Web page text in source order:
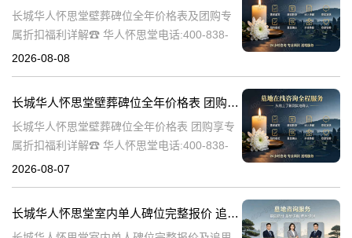
长城华人怀思堂壁葬碑位全年价格表及团购专
属折扣福利详解☎ 华人怀思堂电话:400-838-
5063随着社会的发展和人们观念的转变，越来
2026-08-08
长城华人怀思堂壁葬碑位全年价格表 团购享专属折扣福利详解
长城华人怀思堂壁葬碑位全年价格表 团购享专
属折扣福利详解☎ 华人怀思堂电话:400-838-
5063随着社会的发展和人们观念的变化，越来
2026-08-07
长城华人怀思堂室内单人碑位完整报价 追思厅使用费用减免详解